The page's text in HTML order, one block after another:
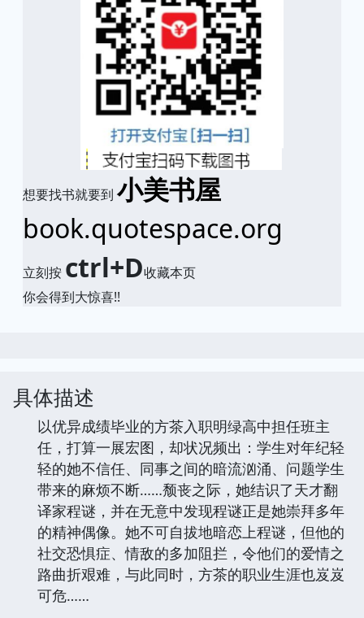
想要找书就要到 小美书屋
book.quotespace.org
立刻按 ctrl+D收藏本页
你会得到大惊喜!!
具体描述
以优异成绩毕业的方茶入职明绿高中担任班主
任，打算一展宏图，却状况频出：学生对年纪轻
轻的她不信任、同事之间的暗流汹涌、问题学生
带来的麻烦不断……颓丧之际，她结识了天才翻
译家程谜，并在无意中发现程谜正是她崇拜多年
的精神偶像。她不可自拔地暗恋上程谜，但他的
社交恐惧症、情敌的多加阻拦，令他们的爱情之
路曲折艰难，与此同时，方茶的职业生涯也岌岌
可危……